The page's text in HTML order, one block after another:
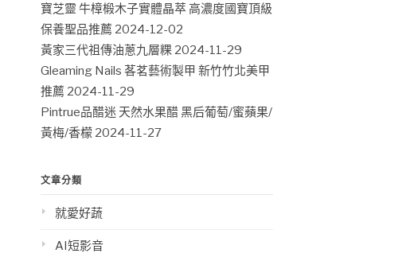
寶芝靈 牛樟椴木子實體晶萃 高濃度國寶頂級
保養聖品推薦 2024-12-02
黃家三代祖傳油蔥九層粿 2024-11-29
Gleaming Nails 茖茗藝術製甲 新竹竹北美甲
推薦 2024-11-29
Pintrue品醋迷 天然水果醋 黑后葡萄/蜜蘋果/
黃梅/香檬 2024-11-27
文章分類
就愛好蔬
AI短影音